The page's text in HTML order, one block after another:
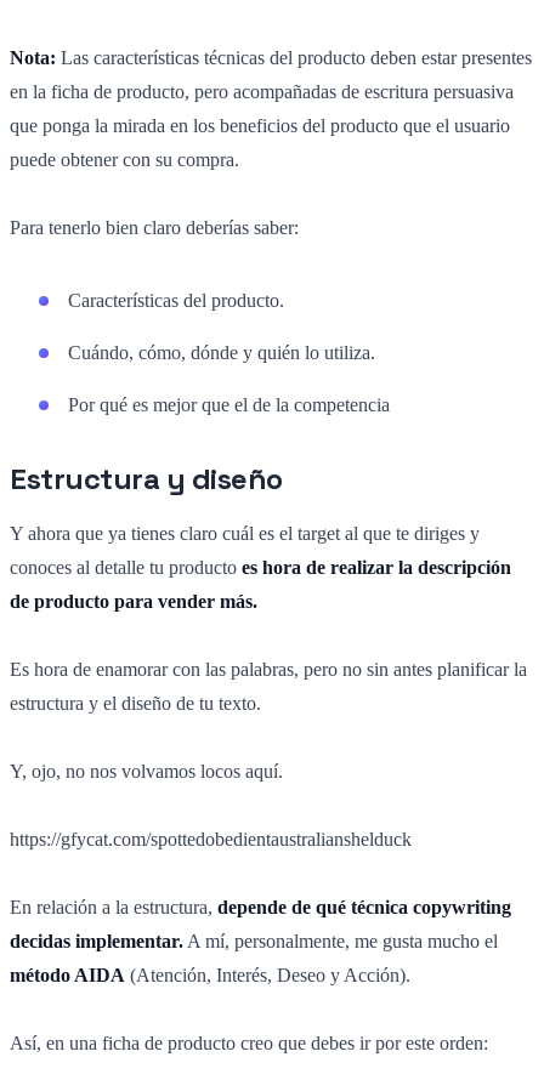
Nota: Las características técnicas del producto deben estar presentes
en la ficha de producto, pero acompañadas de escritura persuasiva
que ponga la mirada en los beneficios del producto que el usuario
puede obtener con su compra.
Para tenerlo bien claro deberías saber:
Características del producto.
Cuándo, cómo, dónde y quién lo utiliza.
Por qué es mejor que el de la competencia
Estructura y diseño
Y ahora que ya tienes claro cuál es el target al que te diriges y
conoces al detalle tu producto es hora de realizar la descripción
de producto para vender más.
Es hora de enamorar con las palabras, pero no sin antes planificar la
estructura y el diseño de tu texto.
Y, ojo, no nos volvamos locos aquí.
https://gfycat.com/spottedobedientaustralianshelduck
En relación a la estructura, depende de qué técnica copywriting
decidas implementar. A mí, personalmente, me gusta mucho el
método AIDA (Atención, Interés, Deseo y Acción).
Así, en una ficha de producto creo que debes ir por este orden: